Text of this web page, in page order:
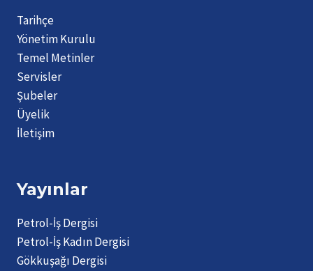
Tarihçe
Yönetim Kurulu
Temel Metinler
Servisler
Şubeler
Üyelik
İletişim
Yayınlar
Petrol-İş Dergisi
Petrol-İş Kadın Dergisi
Gökkuşağı Dergisi